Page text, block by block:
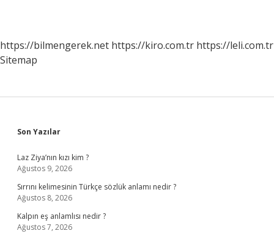
https://bilmengerek.net https://kiro.com.tr https://leli.com.tr
Sitemap
Sidebar
Son Yazılar
Laz Ziya’nın kızı kim ?
Ağustos 9, 2026
Sırrını kelimesinin Türkçe sözlük anlamı nedir ?
Ağustos 8, 2026
Kalpın eş anlamlısı nedir ?
Ağustos 7, 2026